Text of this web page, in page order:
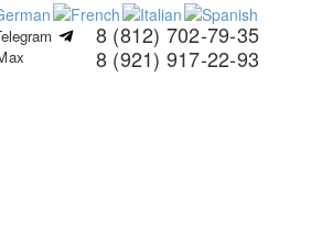
8 (812) 702-79-35
8 (921) 917-22-93